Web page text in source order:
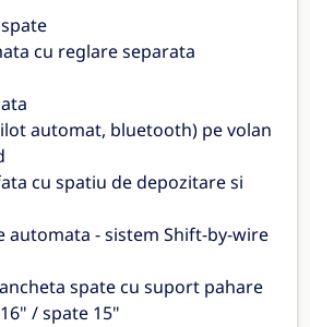
cu reglare separata
automat, bluetooth) pe volan
cu spatiu de depozitare si
automata - sistem Shift-by-wire
spate cu suport pahare
/ spate 15"